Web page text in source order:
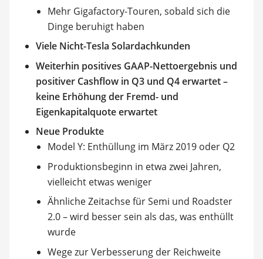
Mehr Gigafactory-Touren, sobald sich die
Dinge beruhigt haben
Viele Nicht-Tesla Solardachkunden
Weiterhin positives GAAP-Nettoergebnis und
positiver Cashflow in Q3 und Q4 erwartet –
keine Erhöhung der Fremd- und
Eigenkapitalquote erwartet
Neue Produkte
Model Y: Enthüllung im März 2019 oder Q2
Produktionsbeginn in etwa zwei Jahren,
vielleicht etwas weniger
Ähnliche Zeitachse für Semi und Roadster
2.0 – wird besser sein als das, was enthüllt
wurde
Wege zur Verbesserung der Reichweite